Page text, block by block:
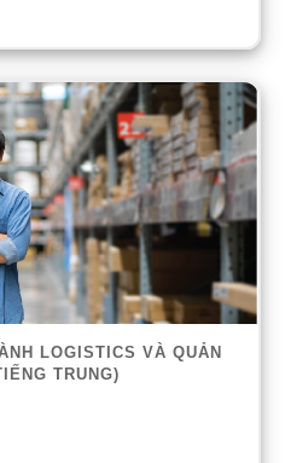
LOGISTICS VÀ QUẢN
TRUNG)